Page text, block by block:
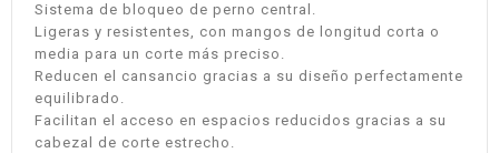
Sistema de bloqueo de perno central.
Ligeras y resistentes, con mangos de longitud corta o
media para un corte más preciso.
Reducen el cansancio gracias a su diseño perfectamente
equilibrado.
Facilitan el acceso en espacios reducidos gracias a su
cabezal de corte estrecho.